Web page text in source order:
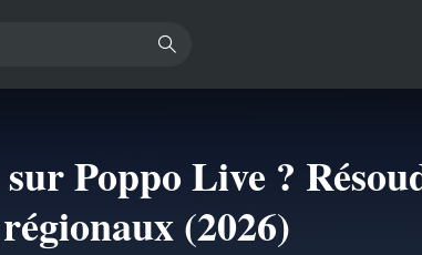
Poppo Live ?
(2026)